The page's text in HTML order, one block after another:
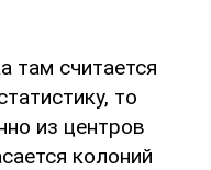
там считается
то
из центров
колоний